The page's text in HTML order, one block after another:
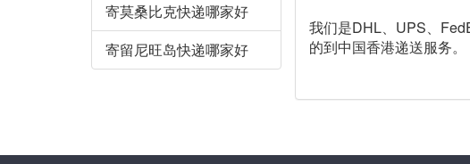
寄莫桑比克快递哪家好
寄留尼旺岛快递哪家好
我们是DHL、UPS、
的到中国香港递送服务。